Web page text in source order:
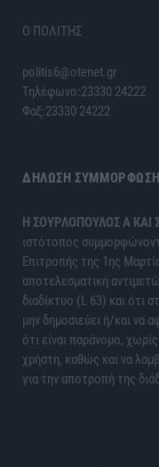
Ο ΠΟΛΙΤΗΣ
politis6@otenet.gr
Τηλέφωνο:23330 24222
Φαξ:23330 24222
ΔΉΛΩΣΗ
H ΣΟΥΡΛΟΠΟΥΛΟΣ Α ΚΑΙ
ιστότοπος
Επιτροπής της 1ης
αποτελεσματική
διαδίκτυο (L 63) και ότι
μην δημοσιεύει ή/και να
ότι είναι παράνομο,
χρήστη, καθώς και να
για την αποτροπή της